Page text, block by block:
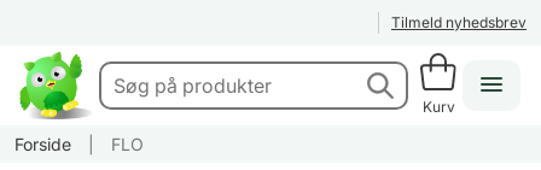
Tilmeld nyhedsbrev
Kurv
Forside FLO